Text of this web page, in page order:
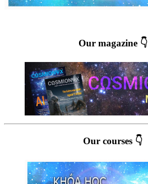
Our magazine 👇
Our courses 👇